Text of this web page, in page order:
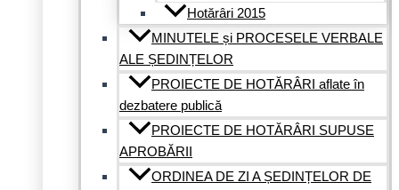
Hotărâri 2015
MINUTELE și PROCESELE VERBALE
ALE ȘEDINȚELOR
PROIECTE DE HOTĂRÂRI aflate în
dezbatere publică
PROIECTE DE HOTĂRÂRI SUPUSE
APROBĂRII
ORDINEA DE ZI A ȘEDINȚELOR DE